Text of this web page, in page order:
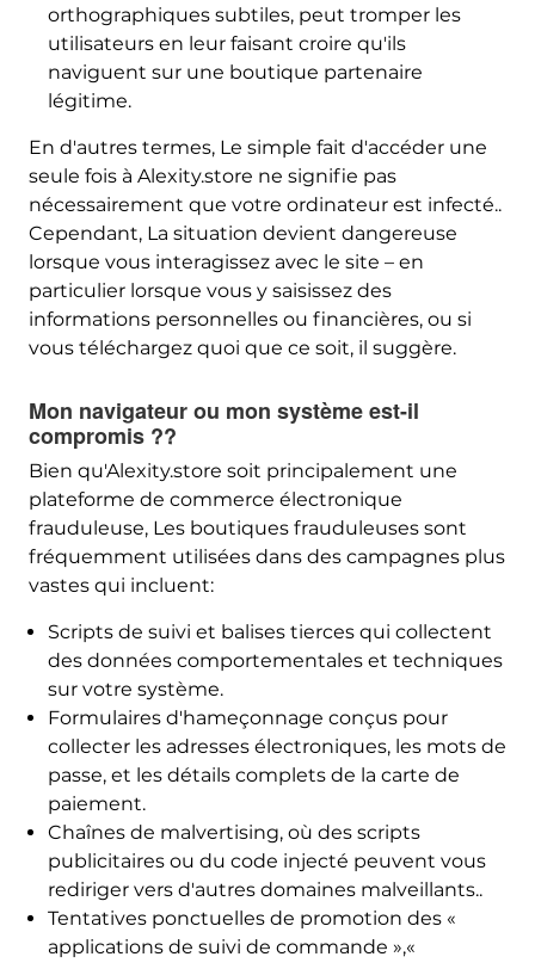
orthographiques subtiles, peut tromper les
utilisateurs en leur faisant croire qu'ils
naviguent sur une boutique partenaire
légitime.
En d'autres termes, Le simple fait d'accéder une
seule fois à Alexity.store ne signifie pas
nécessairement que votre ordinateur est infecté..
Cependant, La situation devient dangereuse
lorsque vous interagissez avec le site – en
particulier lorsque vous y saisissez des
informations personnelles ou financières, ou si
vous téléchargez quoi que ce soit, il suggère.
Mon navigateur ou mon système est-il
compromis ??
Bien qu'Alexity.store soit principalement une
plateforme de commerce électronique
frauduleuse, Les boutiques frauduleuses sont
fréquemment utilisées dans des campagnes plus
vastes qui incluent:
Scripts de suivi et balises tierces qui collectent
des données comportementales et techniques
sur votre système.
Formulaires d'hameçonnage conçus pour
collecter les adresses électroniques, les mots de
passe, et les détails complets de la carte de
paiement.
Chaînes de malvertising, où des scripts
publicitaires ou du code injecté peuvent vous
rediriger vers d'autres domaines malveillants..
Tentatives ponctuelles de promotion des «
applications de suivi de commande »,«